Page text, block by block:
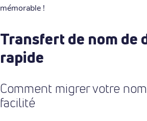
mémorable !
Transfert de nom de
rapide
Comment migrer votre
facilité